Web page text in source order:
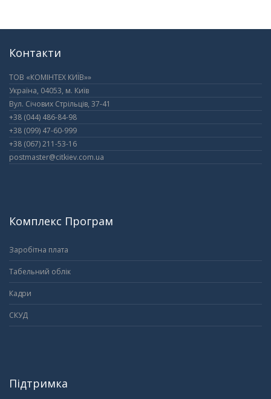
Контакти
ТОВ «КОМІНТЕХ КИЇВ»»
Україна, 04053, м. Київ
Вул. Січових Стрільців, 37-41
+38 (044) 486-84-98
+38 (099) 47-60-999
+38 (067) 211-53-16
postmaster@citkiev.com.ua
Комплекс Програм
Заробітна плата
Табельний облік
Кадри
СКУД
Підтримка